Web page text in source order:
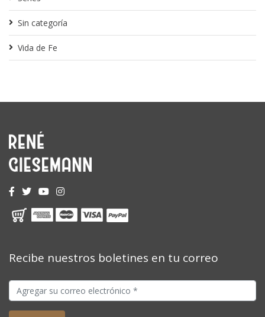
Sin categoría
Vida de Fe
Recibe nuestros boletines en tu correo